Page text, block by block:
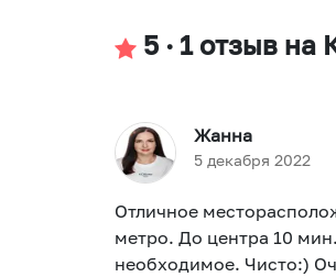
5 · 1 отзыв на
Жанна
5 декабря 2022
Отличное
метро. До центра 10
необходимое. Чисто:)